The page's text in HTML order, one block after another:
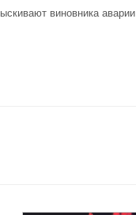
виновника аварии